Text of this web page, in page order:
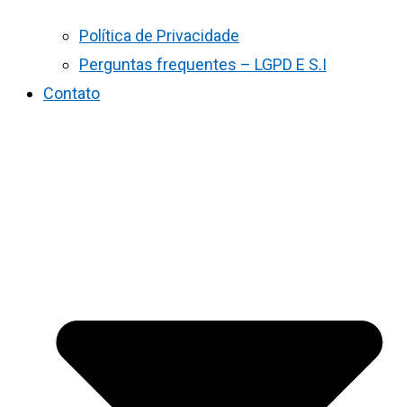
Política de Privacidade
Perguntas frequentes – LGPD E S.I
Contato